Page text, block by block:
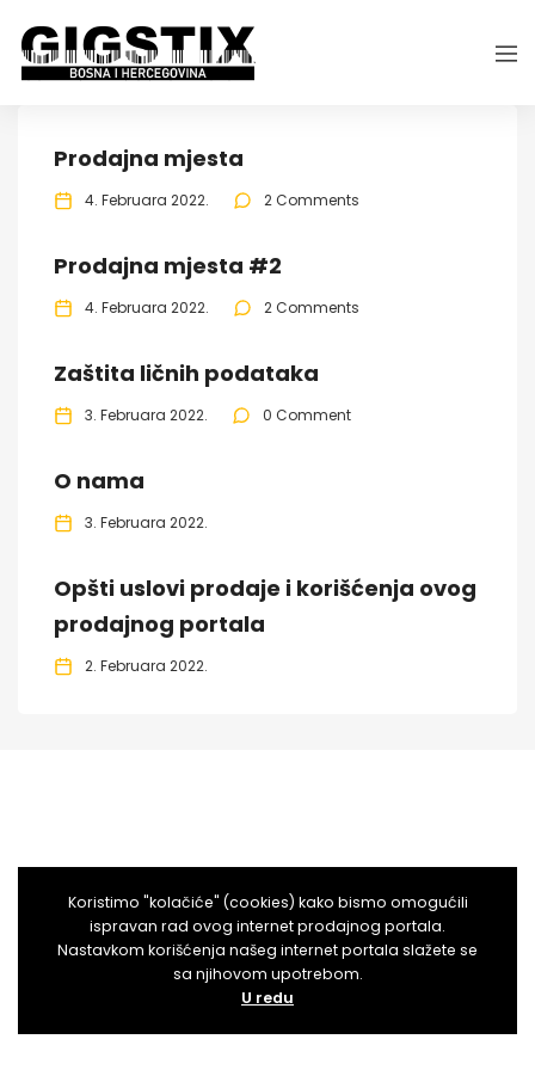
Prodajna mjesta
4. Februara 2022. 2 Comments
Prodajna mjesta #2
4. Februara 2022. 2 Comments
Zaštita ličnih podataka
3. Februara 2022. 0 Comment
O nama
3. Februara 2022.
Opšti uslovi prodaje i korišćenja ovog
prodajnog portala
2. Februara 2022.
Koristimo "kolačiće" (cookies) kako bismo omogućili
ispravan rad ovog internet prodajnog portala.
Nastavkom korišćenja našeg internet portala slažete se
sa njihovom upotrebom.
U redu